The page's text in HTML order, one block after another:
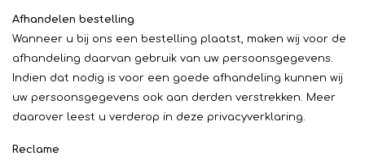
Afhandelen bestelling
Wanneer u bij ons een bestelling plaatst, maken wij voor de
afhandeling daarvan gebruik van uw persoonsgegevens.
Indien dat nodig is voor een goede afhandeling kunnen wij
uw persoonsgegevens ook aan derden verstrekken. Meer
daarover leest u verderop in deze privacyverklaring.
Reclame